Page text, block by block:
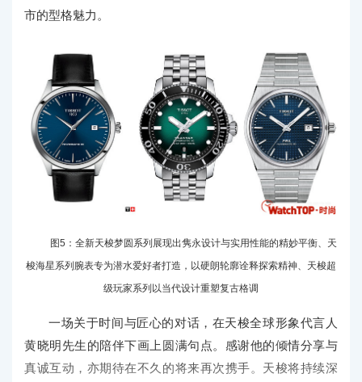
市的型格魅力。
图5：全新天梭梦圆系列展现出隽永设计与实用性能的精妙平衡、天
梭海星系列腕表专为潜水爱好者打造，以硬朗轮廓诠释探索精神、天梭超
级玩家系列以当代设计重塑复古格调
一场关于时间与匠心的对话，在天梭全球形象代言人
黄晓明先生的陪伴下画上圆满句点。感谢他的倾情分享与
真诚互动，亦期待在不久的将来再次携手。天梭将持续深